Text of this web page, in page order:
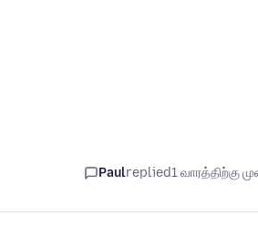
Paulreplied1 வாரத்திற்கு